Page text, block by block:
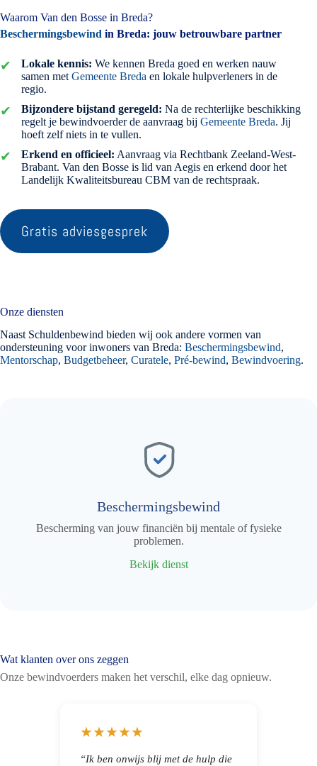
Waarom Van den Bosse in Breda?
Beschermingsbewind in Breda: jouw betrouwbare partner
Lokale kennis: We kennen Breda goed en werken nauw
samen met Gemeente Breda en lokale hulpverleners in de
regio.
Bijzondere bijstand geregeld: Na de rechterlijke beschikking
regelt je bewindvoerder de aanvraag bij Gemeente Breda. Jij
hoeft zelf niets in te vullen.
Erkend en officieel: Aanvraag via Rechtbank Zeeland-West-
Brabant. Van den Bosse is lid van Aegis en erkend door het
Landelijk Kwaliteitsbureau CBM van de rechtspraak.
Gratis adviesgesprek
Onze diensten
Naast Schuldenbewind bieden wij ook andere vormen van
ondersteuning voor inwoners van Breda: Beschermingsbewind,
Mentorschap, Budgetbeheer, Curatele, Pré-bewind, Bewindvoering.
Beschermingsbewind
Bescherming van jouw financiën bij mentale of fysieke
problemen.
Bekijk dienst
Wat klanten over ons zeggen
Onze bewindvoerders maken het verschil, elke dag opnieuw.
★★★★★
“Ik ben onwijs blij met de hulp die